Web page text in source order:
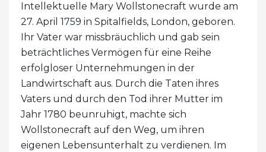
Intellektuelle Mary Wollstonecraft wurde am
27. April 1759 in Spitalfields, London, geboren.
Ihr Vater war missbräuchlich und gab sein
beträchtliches Vermögen für eine Reihe
erfolgloser Unternehmungen in der
Landwirtschaft aus. Durch die Taten ihres
Vaters und durch den Tod ihrer Mutter im
Jahr 1780 beunruhigt, machte sich
Wollstonecraft auf den Weg, um ihren
eigenen Lebensunterhalt zu verdienen. Im